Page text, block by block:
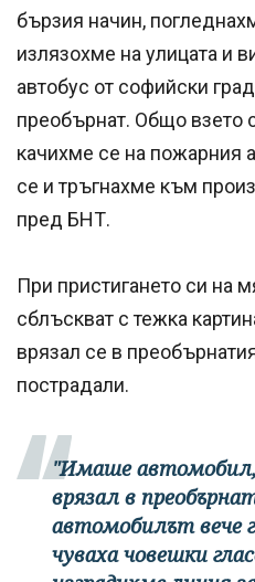
бързия начин,
излязохме на улицата и
автобус от софийски
преобърнат. Общо взето
качихме се на пожарния
се и тръгнахме към
пред БНТ.
При пристигането си на
сблъскват с тежка
врязал се в
пострадали.
"Имаше
врязал в
автомобилът вече
чуваха човешки